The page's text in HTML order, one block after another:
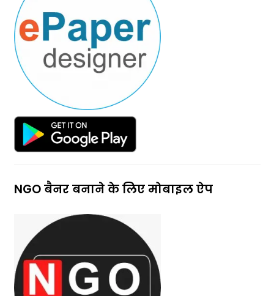
NGO बैनर बनाने के लिए मोबाइल ऐप